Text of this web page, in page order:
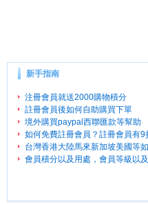
新手指南
注冊會員就送2000購物積分
註冊會員後如何自助購買下單
境外購買paypal西聯匯款等幫助
如何免費註冊會員？註冊會員有9
台灣香港大陸馬來新加坡美國等
會員積分以及用處，會員等級以